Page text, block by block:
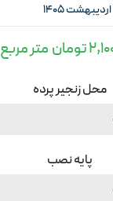
تومان متر مربع
محل زنجیر پرده
پایه نصب